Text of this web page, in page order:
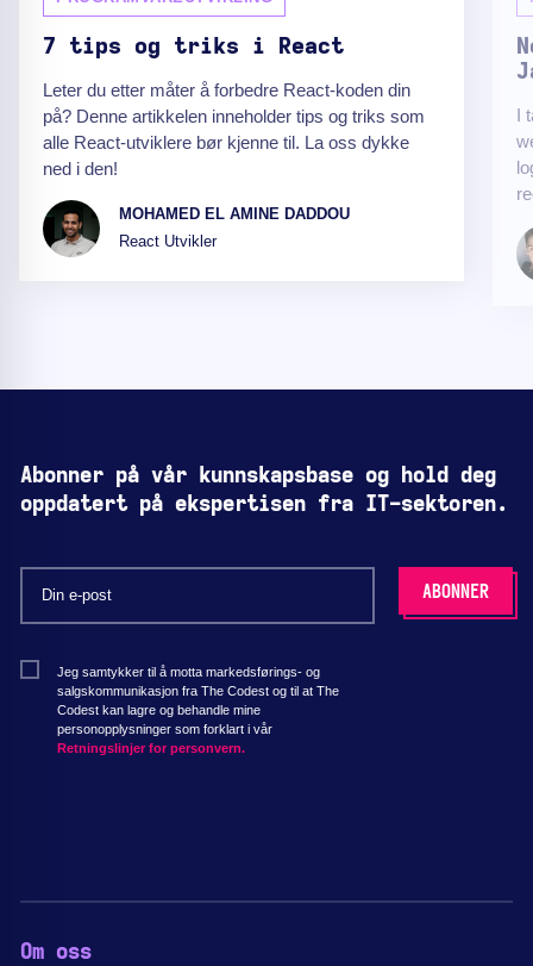
7 tips og triks i React
Leter du etter måter å forbedre React-koden din
på? Denne artikkelen inneholder tips og triks som
alle React-utviklere bør kjenne til. La oss dykke
ned i den!
MOHAMED EL AMINE DADDOU
React Utvikler
I
Abonner på vår kunnskapsbase og hold deg
oppdatert på ekspertisen fra IT-sektoren.
Jeg samtykker til å motta markedsførings- og
salgskommunikasjon fra The Codest og til at The
Codest kan lagre og behandle mine
personopplysninger som forklart i vår
Retningslinjer for personvern.
Om oss